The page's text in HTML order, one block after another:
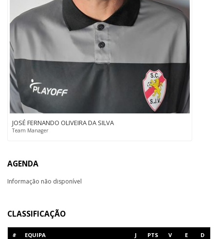
JOSÉ FERNANDO OLIVEIRA DA SILVA
Team Manager
AGENDA
Informação não disponível
CLASSIFICAÇÃO
# EQUIPA J PTS V E D